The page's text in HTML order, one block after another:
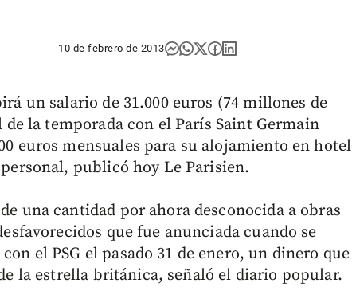
10 de febrero de 2013
un salario de 31.000 euros (74 millones de
la temporada con el París Saint Germain
euros mensuales para su alojamiento en hotel
publicó hoy Le Parisien.
una cantidad por ahora desconocida a obras
que fue anunciada cuando se
el PSG el pasado 31 de enero, un dinero que
la estrella británica, señaló el diario popular.